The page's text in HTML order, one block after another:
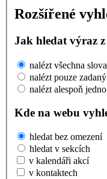
Rozšířené
Jak hledat výraz z
nalézt všechna
nalézt pouze
nalézt alespoň
Kde na webu
hledat bez omezení
hledat v sekcích
v kalendáři akcí
v kontaktech